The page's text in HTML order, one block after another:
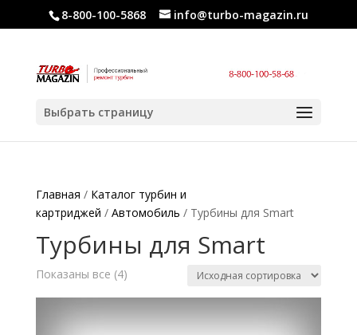
8-800-100-5868 info@turbo-magazin.ru
Выбрать страницу
Главная / Каталог турбин и
картриджей / Автомобиль / Турбины для Smart
Турбины для Smart
Показаны все (4)